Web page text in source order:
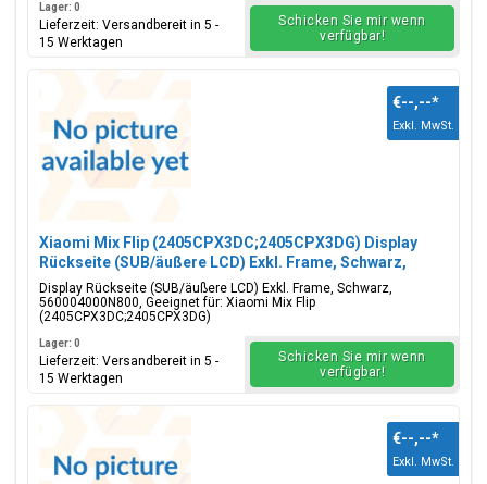
Lager: 0
Lieferzeit: Versandbereit in 5 -
15 Werktagen
Schicken Sie mir wenn
verfügbar!
Xiaomi Mix Flip (2405CPX3DC;2405CPX3DG) Display
Rückseite (SUB/äußere LCD) Exkl. Frame, Schwarz,
560004000N800
Display Rückseite (SUB/äußere LCD) Exkl. Frame, Schwarz,
560004000N800, Geeignet für: Xiaomi Mix Flip
(2405CPX3DC;2405CPX3DG)
€--,--*
Exkl. MwSt.
Lager: 0
Lieferzeit: Versandbereit in 5 -
15 Werktagen
Schicken Sie mir wenn
verfügbar!
€--,--*
Exkl. MwSt.